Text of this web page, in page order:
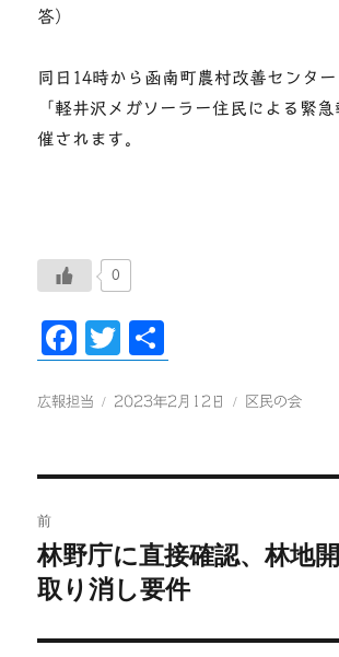
答）
同日14時から函南町農村改善センタ
「軽井沢メガソーラー住民による緊
催されます。
0
Fa
ce
bo
T
wi
tte
有
投
広報担当
投
2023年2月12日
カ
区民の会
稿
ナ
ビ
前
前
の
稿:
林野庁に直接確認、林地
取り消し要件